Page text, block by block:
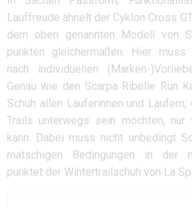
Lauffreude ähnelt der Cyklon Cross
dem oben genannten Modell von
punkten gleichermaßen. Hier muss
nach individuellen (Marken-
Genau wie den Scarpa Ribelle Run
Schuh allen Läuferinnen und
Trails unterwegs sein möchten, nur
kann. Dabei muss nicht unbedingt
matschigen Bedingungen in der
punktet der Wintertrailschuh von La